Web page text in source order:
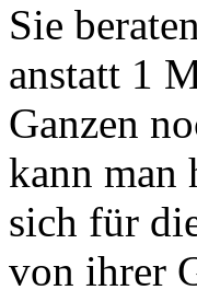
Sie
anstatt 1
Ganzen
kann man
sich für
von ihrer